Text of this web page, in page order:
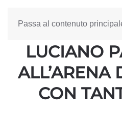
Passa al contenuto
LIVE
LUCIANO
ALL’ARENA
CON